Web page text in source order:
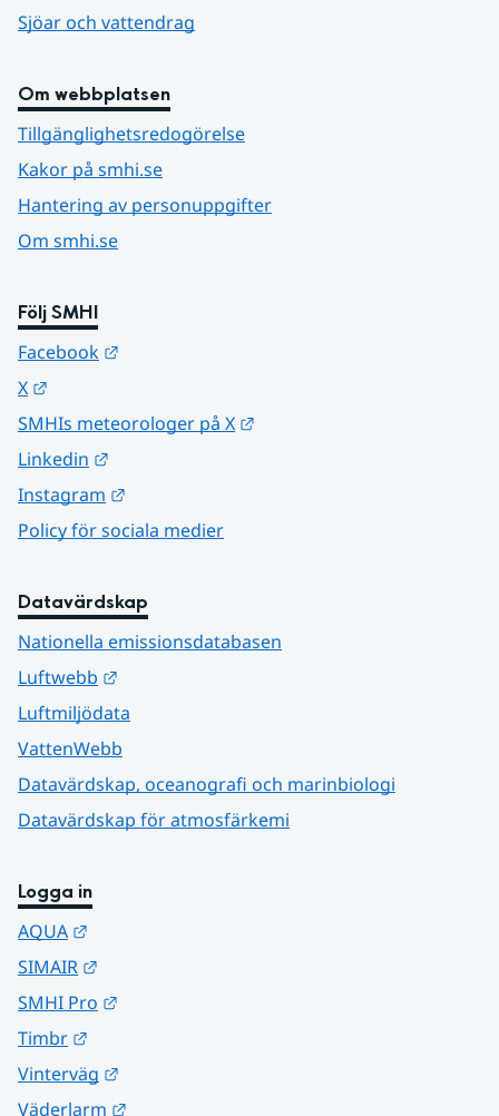
Sjöar och vattendrag
Om webbplatsen
Tillgänglighetsredogörelse
Kakor på smhi.se
Hantering av personuppgifter
Om smhi.se
Följ SMHI
Facebook
X
SMHIs meteorologer på X
Linkedin
Instagram
Policy för sociala medier
Datavärdskap
Nationella emissionsdatabasen
Luftwebb
Luftmiljödata
VattenWebb
Datavärdskap, oceanografi och marinbiologi
Datavärdskap för atmosfärkemi
Logga in
AQUA
SIMAIR
SMHI Pro
Timbr
Vinterväg
Väderlarm